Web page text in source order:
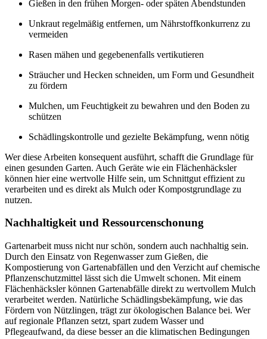
Gießen in den frühen Morgen- oder späten Abendstunden
Unkraut regelmäßig entfernen, um Nährstoffkonkurrenz zu
vermeiden
Rasen mähen und gegebenenfalls vertikutieren
Sträucher und Hecken schneiden, um Form und Gesundheit
zu fördern
Mulchen, um Feuchtigkeit zu bewahren und den Boden zu
schützen
Schädlingskontrolle und gezielte Bekämpfung, wenn nötig
Wer diese Arbeiten konsequent ausführt, schafft die Grundlage für
einen gesunden Garten. Auch Geräte wie ein Flächenhäcksler
können hier eine wertvolle Hilfe sein, um Schnittgut effizient zu
verarbeiten und es direkt als Mulch oder Kompostgrundlage zu
nutzen.
Nachhaltigkeit und Ressourcenschonung
Gartenarbeit muss nicht nur schön, sondern auch nachhaltig sein.
Durch den Einsatz von Regenwasser zum Gießen, die
Kompostierung von Gartenabfällen und den Verzicht auf chemische
Pflanzenschutzmittel lässt sich die Umwelt schonen. Mit einem
Flächenhäcksler können Gartenabfälle direkt zu wertvollem Mulch
verarbeitet werden. Natürliche Schädlingsbekämpfung, wie das
Fördern von Nützlingen, trägt zur ökologischen Balance bei. Wer
auf regionale Pflanzen setzt, spart zudem Wasser und
Pflegeaufwand, da diese besser an die klimatischen Bedingungen